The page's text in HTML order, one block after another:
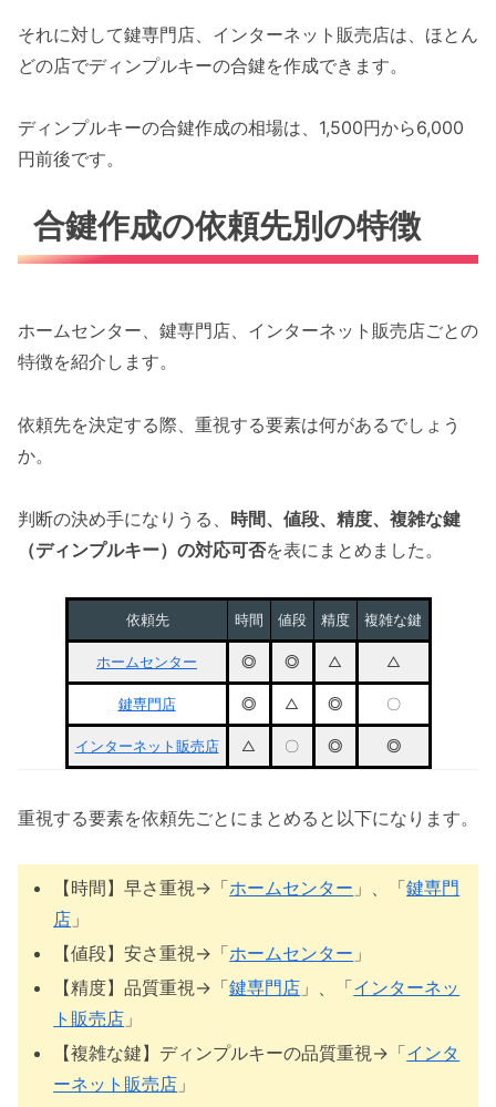
それに対して鍵専門店、インターネット販売店は、ほとん
どの店でディンプルキーの合鍵を作成できます。
ディンプルキーの合鍵作成の相場は、1,500円から6,000
円前後です。
合鍵作成の依頼先別の特徴
ホームセンター、鍵専門店、インターネット販売店ごとの
特徴を紹介します。
依頼先を決定する際、重視する要素は何があるでしょう
か。
判断の決め手になりうる、 時間、値段、精度、複雑な鍵
（ディンプルキー）の対応可否を表にまとめました。
依頼先 時間 値段 精度 複雑な鍵
ホームセンター ◎ ◎ △ △
鍵専門店 ◎ △ ◎ 〇
インターネット販売店 △ 〇 ◎ ◎
重視する要素を依頼先ごとにまとめると以下になります。
【時間】早さ重視→「ホームセンター 」、「鍵専門
店 」
【値段】安さ重視→「ホームセンター 」
【精度】品質重視→「鍵専門店 」、「インターネッ
ト販売店 」
【複雑な鍵】ディンプルキーの品質重視→「インタ
ーネット販売店 」